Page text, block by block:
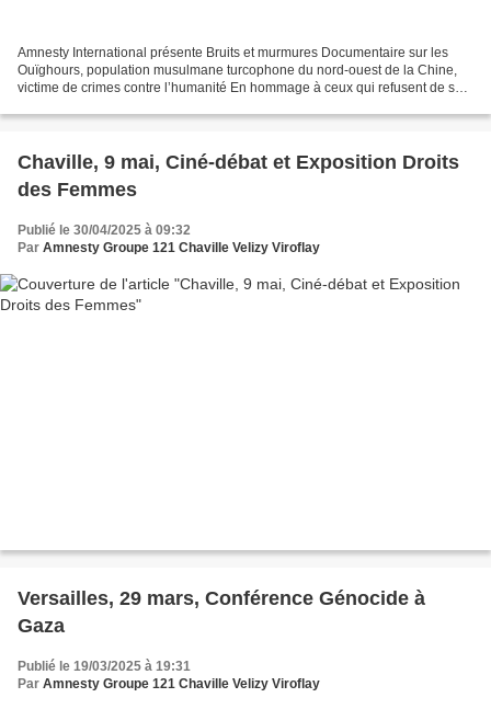
Amnesty International présente Bruits et murmures Documentaire sur les
Ouïghours, population musulmane turcophone du nord-ouest de la Chine,
victime de crimes contre l’humanité En hommage à ceux qui refusent de se
Chaville, 9 mai, Ciné-débat et Exposition Droits
des Femmes
Publié le 30/04/2025 à 09:32
Par Amnesty Groupe 121 Chaville Velizy Viroflay
Versailles, 29 mars, Conférence Génocide à
Gaza
Publié le 19/03/2025 à 19:31
Par Amnesty Groupe 121 Chaville Velizy Viroflay